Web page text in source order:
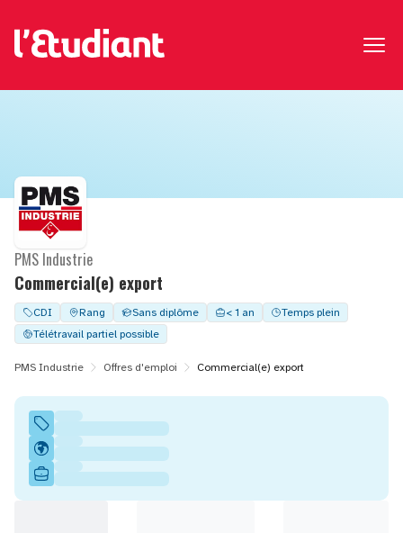
Commercial(e) export
PMS Industrie
CDI Rang Sans diplôme < 1 an
Temps plein
Télétravail partiel possible
PMS Industrie Offres d'emploi Commercial(e) export